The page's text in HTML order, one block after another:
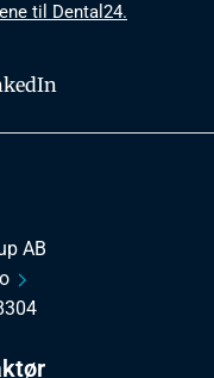
AB
til Dental24.